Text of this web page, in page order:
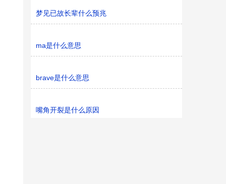
梦见已故长辈什么预兆
ma是什么意思
brave是什么意思
嘴角开裂是什么原因